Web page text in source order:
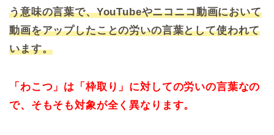
う意味の言葉で、YouTubeやニコニコ動画において
動画をアップしたことの労いの言葉として使われて
います。
「わこつ」は「枠取り」に対しての労いの言葉なの
で、そもそも対象が全く異なります。